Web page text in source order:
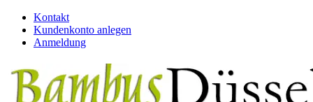
Kontakt
Kundenkonto anlegen
Anmeldung